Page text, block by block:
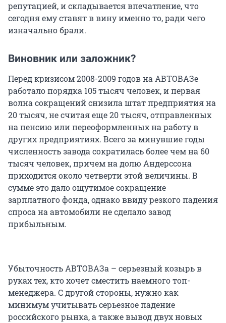
репутацией, и складывается впечатление, что
сегодня ему ставят в вину именно то, ради чего
изначально брали.
Виновник или заложник?
Перед кризисом 2008-2009 годов на АВТОВАЗе
работало порядка 105 тысяч человек, и первая
волна сокращений снизила штат предприятия на
20 тысяч, не считая еще 20 тысяч, отправленных
на пенсию или переоформленных на работу в
других предприятиях. Всего за минувшие годы
численность завода сократилась более чем на 60
тысяч человек, причем на долю Андерссона
приходится около четверти этой величины. В
сумме это дало ощутимое сокращение
зарплатного фонда, однако ввиду резкого падения
спроса на автомобили не сделало завод
прибыльным.
Убыточность АВТОВАЗа – серьезный козырь в
руках тех, кто хочет сместить наемного топ-
менеджера. С другой стороны, нужно как
минимум учитывать серьезное падение
российского рынка, а также вывод двух новых